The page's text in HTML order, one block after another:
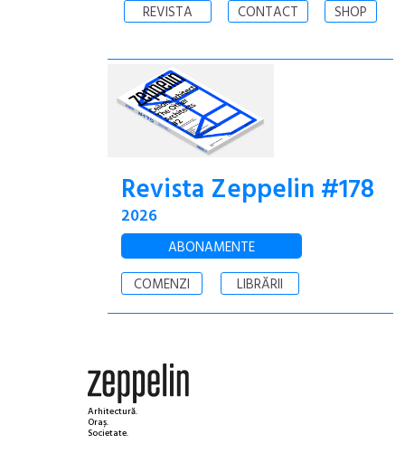
REVISTA CONTACT SHOP
Revista Zeppelin #178
2026
ABONAMENTE
COMENZI
LIBRĂRII
Arhitectură.
Oraș.
Societate.